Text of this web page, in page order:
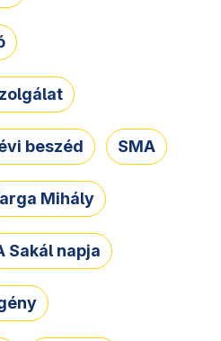
beszéd SMA
Mihály
Sakál napja